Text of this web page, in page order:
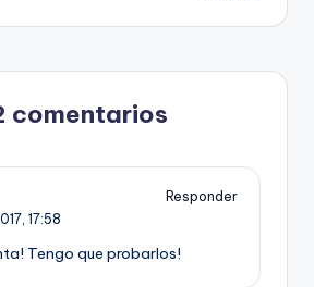
comentarios
Responder
17:58
Tengo que probarlos!